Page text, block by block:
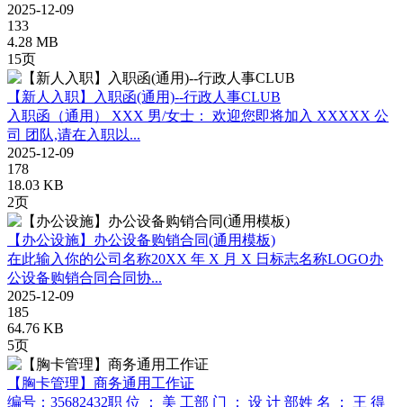
2025-12-09
133
4.28 MB
15页
【新人入职】入职函(通用)--行政人事CLUB
入职函（通用） XXX 男/女士： 欢迎您即将加入 XXXXX 公
司 团队,请在入职以...
2025-12-09
178
18.03 KB
2页
【办公设施】办公设备购销合同(通用模板)
在此输入你的公司名称20XX 年 X 月 X 日标志名称LOGO办
公设备购销合同合同协...
2025-12-09
185
64.76 KB
5页
【胸卡管理】商务通用工作证
编号：35682432职 位 ： 美 工部 门 ： 设 计 部姓 名 ： 王 得